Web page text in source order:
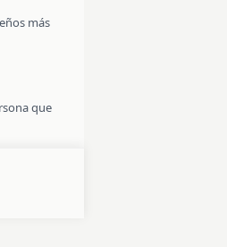
más
que